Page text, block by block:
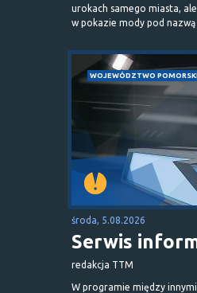
urokach samego miasta,
w pokazie mody pod nazwą
WOJEWÓDZTWO
środa, 5.08.2026
Serwis
redakcja TTM
W programie między